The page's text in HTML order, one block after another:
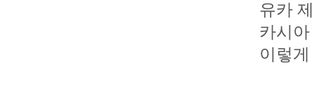
유카
카시아
이렇